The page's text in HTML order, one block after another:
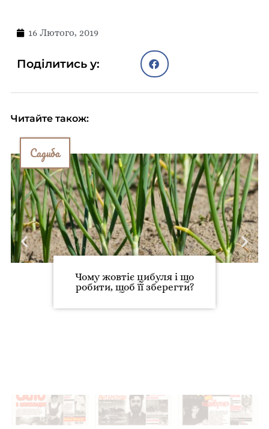
16 Лютого, 2019
Поділитись у:
Читайте також:
Садиба
Чому жовтіє цибуля і що
робити, щоб її зберегти?